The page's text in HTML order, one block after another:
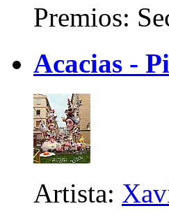
Premios:
Acacias -
Artista: